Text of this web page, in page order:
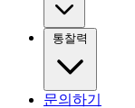
통찰력
문의하기